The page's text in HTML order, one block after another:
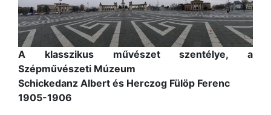
A klasszikus művészet szentélye, a
Szépművészeti Múzeum
Schickedanz Albert és Herczog Fülöp Ferenc
1905-1906